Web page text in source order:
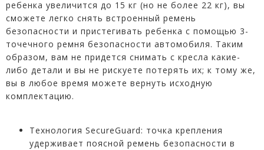
ребенка увеличится до 15 кг (но не более 22 кг), вы
сможете легко снять встроенный ремень
безопасности и пристегивать ребенка с помощью 3-
точечного ремня безопасности автомобиля. Таким
образом, вам не придется снимать с кресла какие-
либо детали и вы не рискуете потерять их; к тому же,
вы в любое время можете вернуть исходную
комплектацию.
Технология SecureGuard: точка крепления
удерживает поясной ремень безопасности в